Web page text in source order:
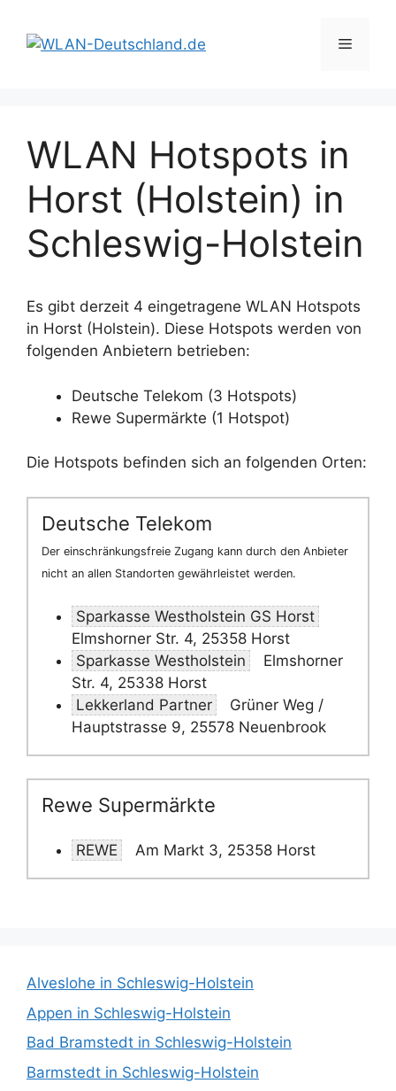
Inhalt
springen
Menü
WLAN Hotspots in
Horst (Holstein) in
Schleswig-Holstein
Es gibt derzeit 4 eingetragene WLAN Hotspots
in Horst (Holstein). Diese Hotspots werden von
folgenden Anbietern betrieben:
Deutsche Telekom (3 Hotspots)
Rewe Supermärkte (1 Hotspot)
Die Hotspots befinden sich an folgenden Orten:
Deutsche Telekom
Der einschränkungsfreie Zugang kann durch den Anbieter
nicht an allen Standorten gewährleistet werden.
Sparkasse Westholstein GS Horst
Elmshorner Str. 4, 25358 Horst
Sparkasse Westholstein
Elmshorner
Str. 4, 25338 Horst
Lekkerland Partner
Grüner Weg /
Hauptstrasse 9, 25578 Neuenbrook
Rewe Supermärkte
REWE Am Markt 3, 25358 Horst
Alveslohe in Schleswig-Holstein
Appen in Schleswig-Holstein
Bad Bramstedt in Schleswig-Holstein
Barmstedt in Schleswig-Holstein